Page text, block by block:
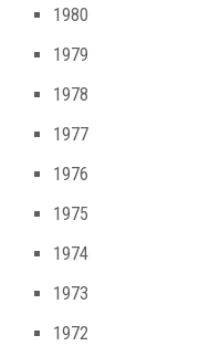
1980
1979
1978
1977
1976
1975
1974
1973
1972